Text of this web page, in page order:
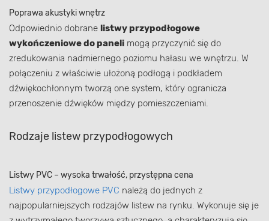
Poprawa akustyki wnętrz
Odpowiednio dobrane listwy przypodłogowe
wykończeniowe do paneli mogą przyczynić się do
zredukowania nadmiernego poziomu hałasu we wnętrzu. W
połączeniu z właściwie ułożoną podłogą i podkładem
dźwiękochłonnym tworzą one system, który ogranicza
przenoszenie dźwięków między pomieszczeniami.
Rodzaje listew przypodłogowych
Listwy PVC – wysoka trwałość, przystępna cena
Listwy przypodłogowe PVC należą do jednych z
najpopularniejszych rodzajów listew na rynku. Wykonuje się je